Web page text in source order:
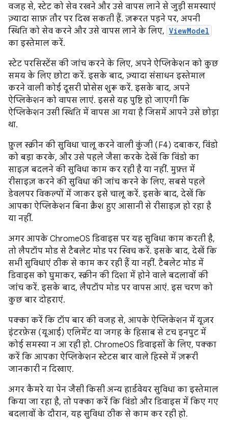
वजह से, स्टेट को सेव रखने और उसे वापस लाने से जुड़ी समस्याएं
ज़्यादा साफ़ तौर पर दिख सकती हैं. ज़रूरत पड़ने पर, अपनी
स्थिति को सेव करने और उसे वापस लाने के लिए, ViewModel
का इस्तेमाल करें.
स्टेट परसिस्टेंस की जांच करने के लिए, अपने ऐप्लिकेशन को कुछ
समय के लिए छोटा करें. इसके बाद, ज़्यादा संसाधन इस्तेमाल
करने वाली कोई दूसरी प्रोसेस शुरू करें. इसके बाद, अपने
ऐप्लिकेशन को वापस लाएं. इससे यह पुष्टि हो जाएगी कि
ऐप्लिकेशन उसी स्थिति में वापस आ गया है जिसमें आपने उसे छोड़ा
था.
फ़ुल स्क्रीन की सुविधा चालू करने वाली कुंजी (F4) दबाकर, विंडो
को बड़ा करके, और उसे पहले जैसा करके देखें कि विंडो का
साइज़ बदलने की सुविधा काम कर रही है या नहीं. मुफ़्त में
रीसाइज़ करने की सुविधा की जांच करने के लिए, सबसे पहले
डेवलपर विकल्पों में जाकर इसे चालू करें. इसके बाद, देखें कि
आपका ऐप्लिकेशन बिना क्रैश हुए आसानी से रीसाइज़ हो रहा है
या नहीं.
अगर आपके ChromeOS डिवाइस पर यह सुविधा काम करती है,
तो लैपटॉप मोड से टैबलेट मोड पर स्विच करें. इसके बाद, देखें कि
सभी सुविधाएं ठीक से काम कर रही हैं या नहीं. टैबलेट मोड में
डिवाइस को घुमाकर, स्क्रीन की दिशा में होने वाले बदलावों की
जांच करें. इसके बाद, लैपटॉप मोड पर वापस आएं. इस चरण को
कुछ बार दोहराएं.
पक्का करें कि टॉप बार की वजह से, आपके ऐप्लिकेशन में यूज़र
इंटरफ़ेस (यूआई) एलिमेंट या जगह के हिसाब से टच इनपुट में
कोई समस्या न आ रही हो. ChromeOS डिवाइसों के लिए, पक्का
करें कि आपका ऐप्लिकेशन स्टेटस बार वाले हिस्से में ज़रूरी
जानकारी न दिखाए.
अगर कैमरे या पेन जैसी किसी अन्य हार्डवेयर सुविधा का इस्तेमाल
किया जा रहा है, तो पक्का करें कि विंडो और डिवाइस में किए गए
बदलावों के दौरान, यह सुविधा ठीक से काम कर रही हो.